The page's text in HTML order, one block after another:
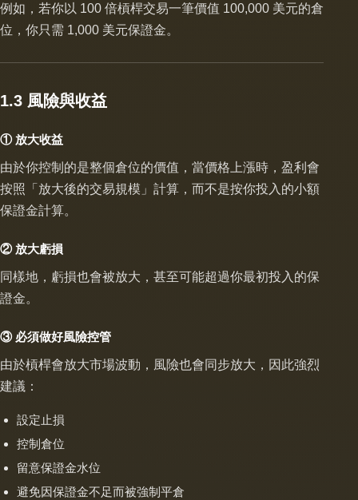
例如，若你以 100 倍槓桿交易一筆價值 100,000 美元的倉
位，你只需 1,000 美元保證金。
1.3 風險與收益
① 放大收益
由於你控制的是整個倉位的價值，當價格上漲時，盈利會
按照「放大後的交易規模」計算，而不是按你投入的小額
保證金計算。
② 放大虧損
同樣地，虧損也會被放大，甚至可能超過你最初投入的保
證金。
③ 必須做好風險控管
由於槓桿會放大市場波動，風險也會同步放大，因此強烈
建議：
設定止損
控制倉位
留意保證金水位
避免因保證金不足而被強制平倉